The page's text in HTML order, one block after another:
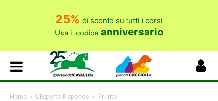
25% di sconto su tutti i corsi
Usa il codice anniversario
Home L’Esperto Risponde Prurito